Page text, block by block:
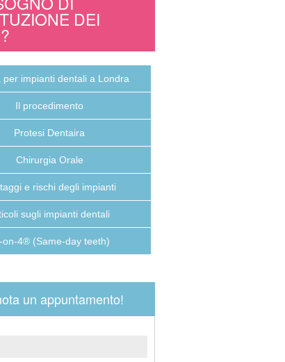
DEI
per impianti dentali a Londra
Il procedimento
Protesi Dentaira
Chirurgia Orale
e rischi degli impianti
sugli impianti dentali
on-4® (Same-day teeth)
un appuntamento!